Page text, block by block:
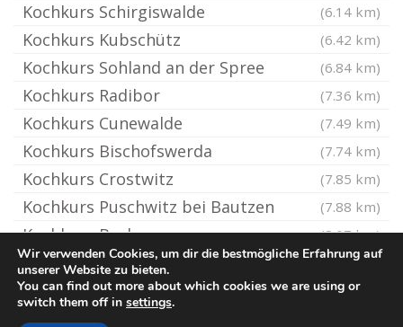
Kochkurs Schirgiswalde (6.14 km)
Kochkurs Kubschütz (6.42 km)
Kochkurs Sohland an der Spree (6.84 km)
Kochkurs Radibor (7.36 km)
Kochkurs Cunewalde (7.49 km)
Kochkurs Bischofswerda (7.74 km)
Kochkurs Crostwitz (7.85 km)
Kochkurs Puschwitz bei Bautzen (7.88 km)
Kochkurs Burkau (8.07 km)
© Kochkurs.rocks
Wir verwenden Cookies, um dir die bestmögliche Erfahrung auf
unserer Website zu bieten.
You can find out more about which cookies we are using or
switch them off in settings.